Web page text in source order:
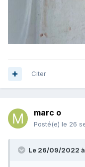
Citer
marc o
Posté(e) le 26
Le 26/09/2022 à